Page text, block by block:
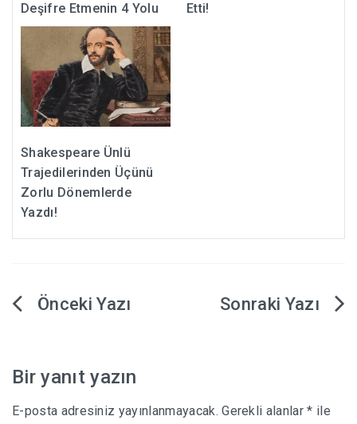
Deşifre Etmenin 4 Yolu Etti!
Shakespeare Ünlü
Trajedilerinden Üçünü
Zorlu Dönemlerde
Yazdı!
Yazı
Bir yanıt yazın
E-posta adresiniz yayınlanmayacak. Gerekli alanlar* ile